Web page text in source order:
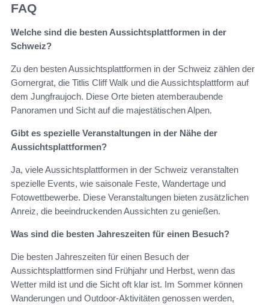
FAQ
Welche sind die besten Aussichtsplattformen in der
Schweiz?
Zu den besten Aussichtsplattformen in der Schweiz zählen der
Gornergrat, die Titlis Cliff Walk und die Aussichtsplattform auf
dem Jungfraujoch. Diese Orte bieten atemberaubende
Panoramen und Sicht auf die majestätischen Alpen.
Gibt es spezielle Veranstaltungen in der Nähe der
Aussichtsplattformen?
Ja, viele Aussichtsplattformen in der Schweiz veranstalten
spezielle Events, wie saisonale Feste, Wandertage und
Fotowettbewerbe. Diese Veranstaltungen bieten zusätzlichen
Anreiz, die beeindruckenden Aussichten zu genießen.
Was sind die besten Jahreszeiten für einen Besuch?
Die besten Jahreszeiten für einen Besuch der
Aussichtsplattformen sind Frühjahr und Herbst, wenn das
Wetter mild ist und die Sicht oft klar ist. Im Sommer können
Wanderungen und Outdoor-Aktivitäten genossen werden,